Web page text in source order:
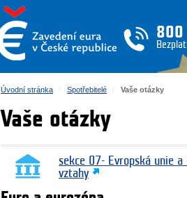
800
Úvodní stránka Spotřebitelé Vaše otázky
Vaše otázky
sekce 07- Evropská unie a
vztahy